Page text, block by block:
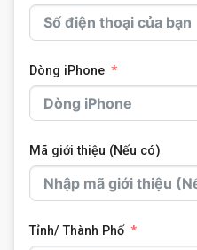
Dòng iPhone
Mã giới thiệu (Nếu có)
Tỉnh/ Thành Phố